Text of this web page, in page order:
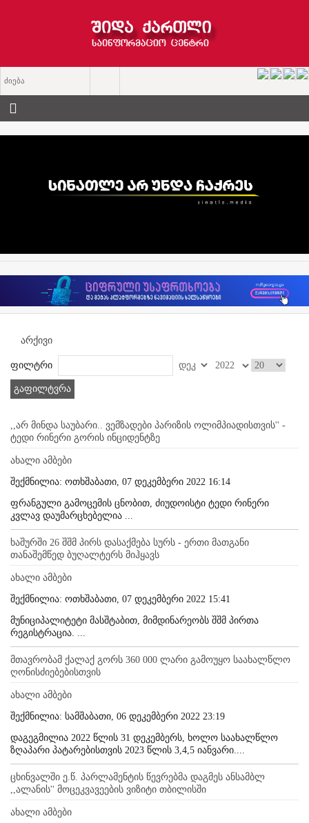
არქივი
ფილტრი
გაფილტვრა
,,არ მინდა საუბარი.. ვემზადები პარიზის ოლიმპიადისთვის'' -
ტედი რინერი გორის ინციდენტზე
ახალი ამბები
შექმნილია: ოთხშაბათი, 07 დეკემბერი 2022 16:14
ფრანგული გამოცემის ცნობით, ძიუდოისტი ტედი რინერი
კვლავ დაუმარცხებელია ...
ხაშურში 26 შშმ პირს დასაქმება სურს - ერთი მათგანი
თანაშემწედ ბუღალტერს მიჰყავს
ახალი ამბები
შექმნილია: ოთხშაბათი, 07 დეკემბერი 2022 15:41
მუნიციპალიტეტი მასშტაბით, მიმდინარეობს შშმ პირთა
რეგისტრაცია. ...
მთავრობამ ქალაქ გორს 360 000 ლარი გამოუყო საახალწლო
ღონისძიებებისთვის
ახალი ამბები
შექმნილია: სამშაბათი, 06 დეკემბერი 2022 23:19
დაგეგმილია 2022 წლის 31 დეკემბერს, ხოლო საახალწლო
ზღაპარი პატარებისთვის 2023 წლის 3,4,5 იანვარი....
ცხინვალში ე.წ. პარლამენტის წევრებმა დაგმეს ანსამბლ
,,ალანის'' მოცეკვავეების ვიზიტი თბილისში
ახალი ამბები